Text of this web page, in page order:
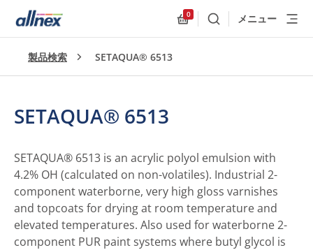
0
検索 メニュー
製品検索 SETAQUA® 6513
SETAQUA® 6513
SETAQUA® 6513 is an acrylic polyol emulsion with
4.2% OH (calculated on non-volatiles). Industrial 2-
component waterborne, very high gloss varnishes
and topcoats for drying at room temperature and
elevated temperatures. Also used for waterborne 2-
component PUR paint systems where butyl glycol is